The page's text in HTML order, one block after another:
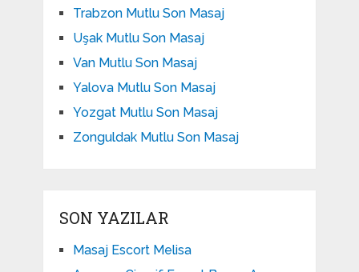
Trabzon Mutlu Son Masaj
Uşak Mutlu Son Masaj
Van Mutlu Son Masaj
Yalova Mutlu Son Masaj
Yozgat Mutlu Son Masaj
Zonguldak Mutlu Son Masaj
SON YAZILAR
Masaj Escort Melisa